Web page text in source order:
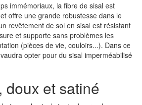
immémoriaux, la fibre de sisal est
offre une grande robustesse dans le
revêtement de sol en sisal est résistant
et supporte sans problèmes les
(pièces de vie, couloirs...). Dans ce
opter pour du sisal imperméabilisé
doux et satiné